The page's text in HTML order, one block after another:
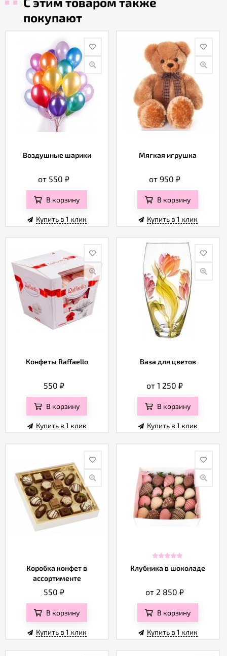
покупают
Воздушные шарики
от 550₽
В корзину
Купить в 1 клик
Мягкая игрушка
от 950₽
В корзину
Купить в 1 клик
Конфеты Raffaello
550 ₽
В корзину
Купить в 1 клик
Ваза для цветов
от 1 250₽
В корзину
Купить в 1 клик
Коробка конфет в
ассортименте
550 ₽
В корзину
Купить в 1 клик
Клубника в шоколаде
от 2 850₽
В корзину
Купить в 1 клик